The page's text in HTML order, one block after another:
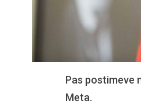
Pas postimeve
Meta.